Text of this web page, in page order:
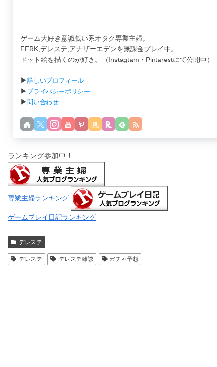
ゲーム大好き意識低い系オタク専業主婦。
FFRK,デレステ,アナザーエデンを無課金プレイ中。
ドット絵を描くのが好き。（Instagtam・Pintarestにて公開中）
▶ 詳しいプロフィール
▶ プライバシーポリシー
▶ 問い合わせ
ランキング参加中！
専業主婦ランキング
ゲームプレイ日記ランキング
デレステ
デレステ デレステ雑談 ガチャ予想